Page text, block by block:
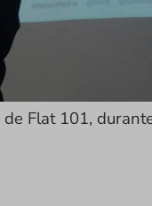
Flat 101,